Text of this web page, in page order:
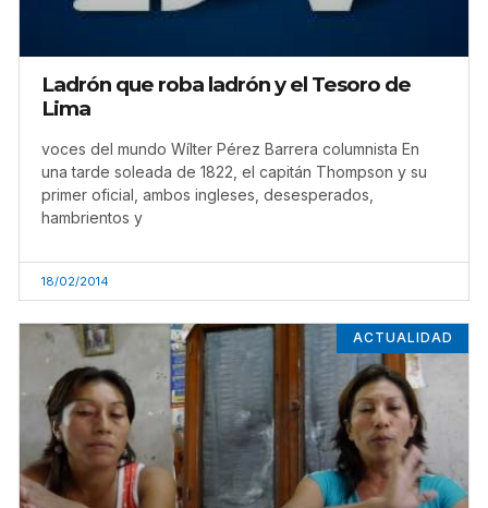
Ladrón que roba ladrón y el Tesoro de
voces del mundo Wílter Pérez Barrera columnista En
una tarde soleada de 1822, el capitán Thompson y su
primer oficial, ambos ingleses, desesperados,
hambrientos y
18/02/2014
ACTUALIDAD